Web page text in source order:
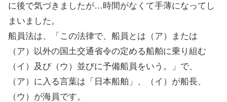
に後で気づきましたが…時間がなくて手薄になってし
まいました。
船員法は、「この法律で、船員とは（ア）または
（ア）以外の国土交通省令の定める船舶に乗り組む
（イ）及び（ウ）並びに予備船員をいう。」で、
（ア）に入る言葉は「日本船舶」、（イ）が船長、
（ウ）が海員です。